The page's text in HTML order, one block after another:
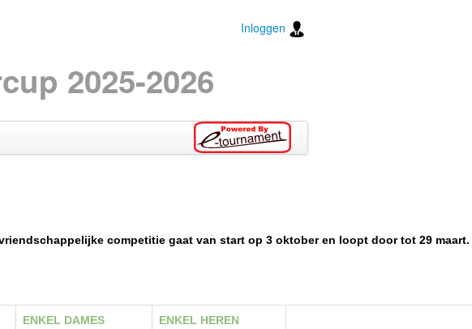
Inloggen
2025-2026
competitie gaat van start op 3 oktober en loopt door tot 29 maart.
ENKEL DAMES
ENKEL HEREN